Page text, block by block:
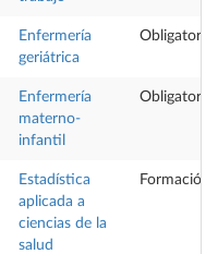
Enfermería
geriátrica
Obligatoria
Enfermería
materno-
infantil
Obligatoria
Estadística
aplicada a
ciencias de la
salud
Formación